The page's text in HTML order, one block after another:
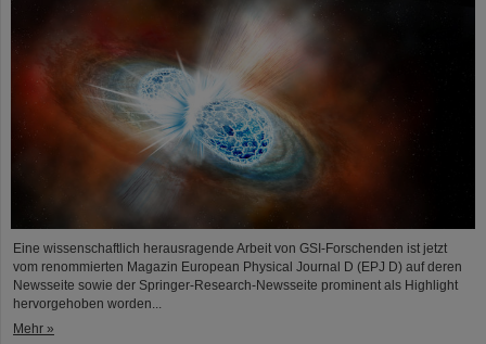
Eine wissenschaftlich herausragende Arbeit von GSI-Forschenden ist jetzt
vom renommierten Magazin European Physical Journal D (EPJ D) auf deren
Newsseite sowie der Springer-Research-Newsseite prominent als Highlight
hervorgehoben worden...
Mehr »